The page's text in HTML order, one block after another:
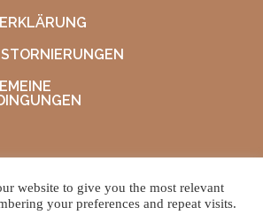
UNS
website to give you the most relevant
your preferences and repeat visits.